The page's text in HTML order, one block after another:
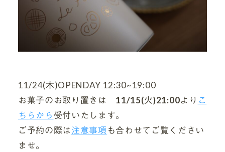
11/24(木)OPENDAY 12:30~19:00
お菓子のお取り置きは 11/15(火)21:00より こ
ちらから 受付いたします。
ご予約の際は注意事項 も合わせてご覧ください
ませ。